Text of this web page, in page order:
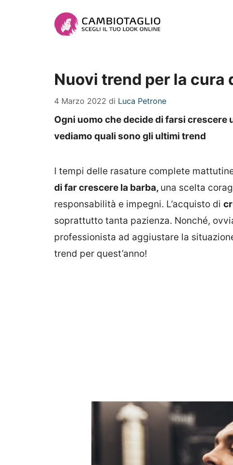
Nuovi trend per la cura
4 Marzo 2022 di Luca Petrone
Ogni uomo che decide di farsi crescere
vediamo quali sono gli ultimi trend
I tempi delle rasature complete
di far crescere la barba, una scelta
responsabilità e impegni. L’acquisto di
soprattutto tanta pazienza. Nonché,
professionista ad aggiustare la
trend per quest’anno!